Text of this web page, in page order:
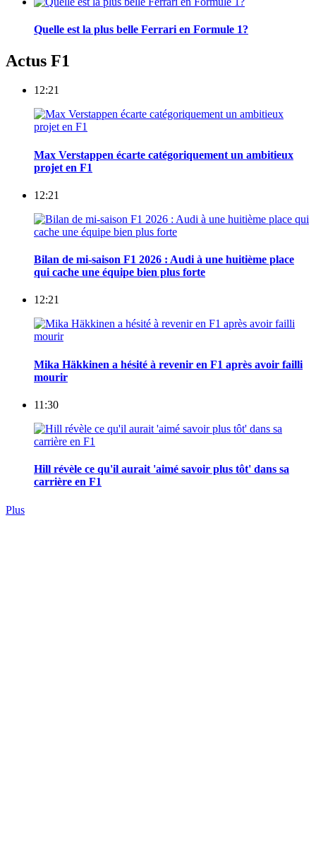
Quelle est la plus belle Ferrari en Formule 1?
Actus F1
12:21
Max Verstappen écarte catégoriquement un ambitieux
projet en F1
12:21
Bilan de mi-saison F1 2026 : Audi à une huitième place
qui cache une équipe bien plus forte
12:21
Mika Häkkinen a hésité à revenir en F1 après avoir failli
mourir
11:30
Hill révèle ce qu'il aurait 'aimé savoir plus tôt' dans sa
carrière en F1
Plus